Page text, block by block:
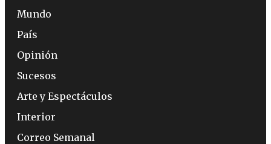
Mundo
País
Opinión
Sucesos
Arte y Espectáculos
Interior
Correo Semanal